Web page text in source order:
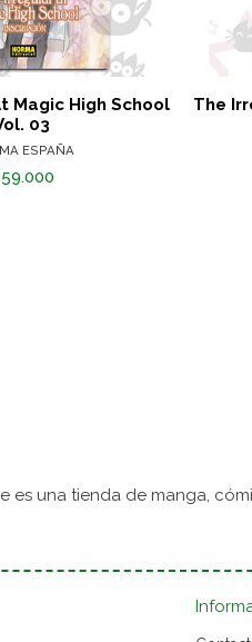
Magic High School
03
ESPAÑA
The
es una tienda de manga,